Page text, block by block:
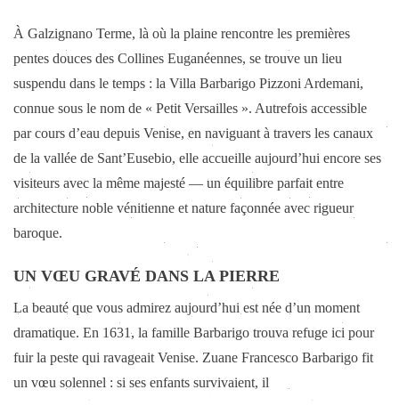
À Galzignano Terme, là où la plaine rencontre les premières
pentes douces des Collines Euganéennes, se trouve un lieu
suspendu dans le temps : la Villa Barbarigo Pizzoni Ardemani,
connue sous le nom de « Petit Versailles ». Autrefois accessible
par cours d’eau depuis Venise, en naviguant à travers les canaux
de la vallée de Sant’Eusebio, elle accueille aujourd’hui encore ses
visiteurs avec la même majesté — un équilibre parfait entre
architecture noble vénitienne et nature façonnée avec rigueur
baroque.
UN VŒU GRAVÉ DANS LA PIERRE
La beauté que vous admirez aujourd’hui est née d’un moment
dramatique. En 1631, la famille Barbarigo trouva refuge ici pour
fuir la peste qui ravageait Venise. Zuane Francesco Barbarigo fit
un vœu solennel : si ses enfants survivaient, il